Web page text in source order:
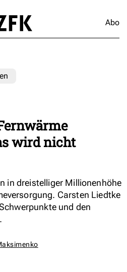
Abo
wird nicht
in dreistelliger Millionenhöhe
Carsten Liedtke
und den